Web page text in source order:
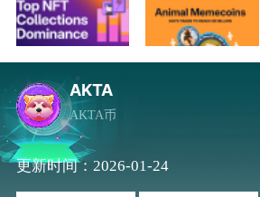
AKTA
AKTA币
更新时间：2026-01-24